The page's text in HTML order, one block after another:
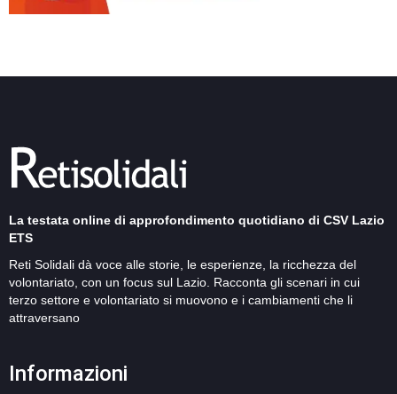
La testata online di approfondimento quotidiano di CSV Lazio
ETS
Reti Solidali dà voce alle storie, le esperienze, la ricchezza del
volontariato, con un focus sul Lazio. Racconta gli scenari in cui
terzo settore e volontariato si muovono e i cambiamenti che li
attraversano
Informazioni